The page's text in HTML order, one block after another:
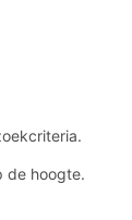
de hoogte.